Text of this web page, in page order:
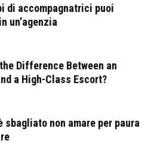
di accompagnatrici puoi
un’agenzia
Difference Between an
a High-Class Escort?
sbagliato non amare per paura